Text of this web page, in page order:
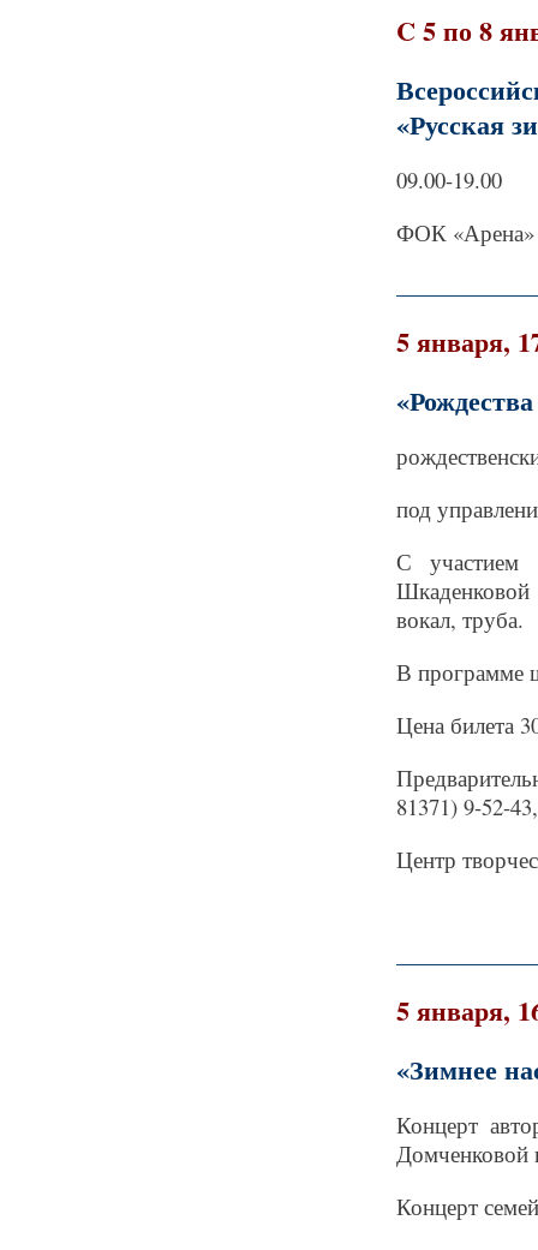
C 5 по 8
«Русская
09.00-19.00
ФОК «Арена»
5 января,
под
С участием
вокал, труба.
В программе
Цена билета
81371) 9-52-
Центр
5 января,
«Зимнее
Концерт
Домченковой
Концерт